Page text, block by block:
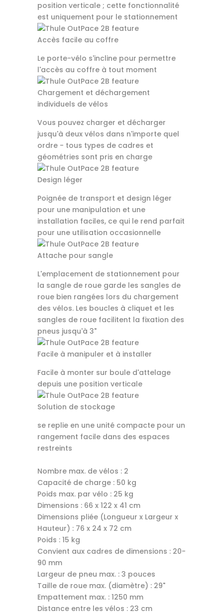
position verticale ; cette fonctionnalité
est uniquement pour le stationnement
Accès facile au coffre
Le porte-vélo s'incline pour permettre
l'accès au coffre à tout moment
Chargement et déchargement
individuels de vélos
Vous pouvez charger et décharger
jusqu'à deux vélos dans n'importe quel
ordre - tous types de cadres et
géométries sont pris en charge
Design léger
Poignée de transport et design léger
pour une manipulation et une
installation faciles, ce qui le rend parfait
pour une utilisation occasionnelle
Attache pour sangle
L'emplacement de stationnement pour
la sangle de roue garde les sangles de
roue bien rangées lors du chargement
des vélos. Les boucles à cliquet et les
sangles de roue facilitent la fixation des
pneus jusqu'à 3"
Facile à manipuler et à installer
Facile à monter sur boule d'attelage
depuis une position verticale
Solution de stockage
se replie en une unité compacte pour un
rangement facile dans des espaces
restreints
Nombre max. de vélos : 2
Capacité de charge : 50 kg
Poids max. par vélo : 25 kg
Dimensions : 66 x 122 x 41 cm
Dimensions pliée (Longueur x Largeur x
Hauteur) : 76 x 24 x 72 cm
Poids : 15 kg
Convient aux cadres de dimensions : 20-
90 mm
Largeur de pneu max. : 3 pouces
Taille de roue max. (diamètre) : 29"
Empattement max. : 1250 mm
Distance entre les vélos : 23 cm